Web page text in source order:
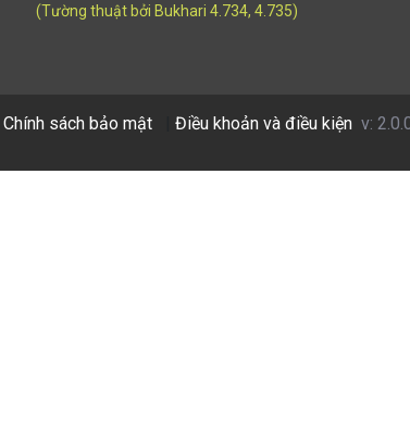
(Tường thuật bởi Bukhari 4.734, 4.735)
Chính sách bảo mật Điều khoản và điều kiện v: